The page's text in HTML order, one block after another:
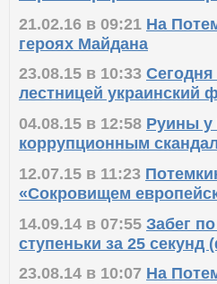
21.02.16 в 09:21 На
героях Майдана
23.08.15 в 10:33
лестницей украинский
04.08.15 в 12:58 Руины у
коррупционным
12.07.15 в 11:23
«Сокровищем
14.09.14 в 07:55 Забег
ступеньки за 25 секунд
23.08.14 в 10:07 На